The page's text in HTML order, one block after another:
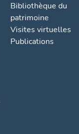
Bibliothèque du
patrimoine
Visites virtuelles
Publications